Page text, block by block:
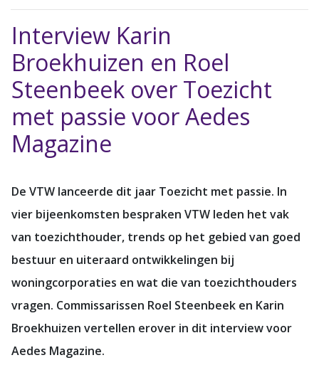
Interview Karin
Broekhuizen en Roel
Steenbeek over Toezicht
met passie voor Aedes
Magazine
De VTW lanceerde dit jaar Toezicht met passie. In
vier bijeenkomsten bespraken VTW leden het vak
van toezichthouder, trends op het gebied van goed
bestuur en uiteraard ontwikkelingen bij
woningcorporaties en wat die van toezichthouders
vragen. Commissarissen Roel Steenbeek en Karin
Broekhuizen vertellen erover in dit interview voor
Aedes Magazine.